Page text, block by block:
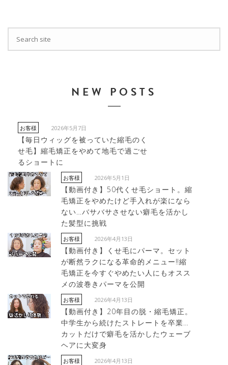
NEW POSTS
お客様 2026年5月7日
【毎日ウィッグを被っていた縮毛のく
せ毛】縮毛矯正をやめて地毛で過ごせ
るショートに
お客様 2026年5月1日
【動画付き】50代くせ毛ショート。縮
毛矯正をやめたけど手入れが楽になら
ない…バサバサさせない癖毛を活かし
た髪型に挑戦
お客様 2026年4月13日
【動画付き】くせ毛にパーマ。セット
が断然ラクになる革命的メニュー‼︎縮
毛矯正を今すぐやめたい人にもオスス
メの波巻きパーマを公開
お客様 2026年4月13日
【動画付き】20年目の脱・縮毛矯正。
中学生から続けたストレートを卒業…
カットだけで癖毛を活かしたウェーブ
ヘアに大変身
お客様 2026年4月13日